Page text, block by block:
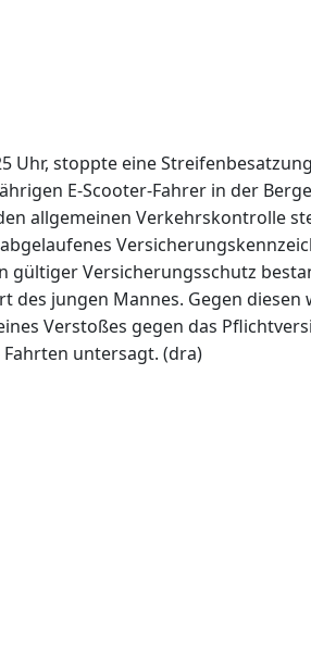
Uhr, stoppte eine
E-Scooter-Fahrer in der
allgemeinen Verkehrskontrolle
gültiger Versicherungsschutz
des jungen Mannes. Gegen diesen
Verstoßes gegen das
untersagt. (dra)